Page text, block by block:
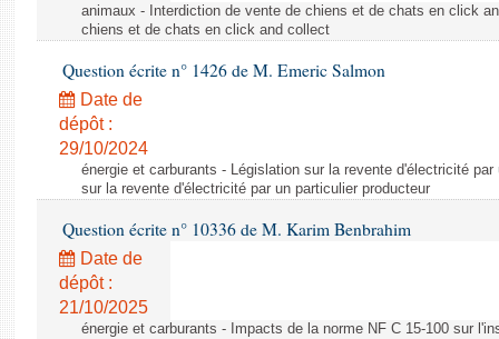
animaux - Interdiction de vente de chiens et de chats en click
chiens et de chats en click and collect
Question écrite n° 1426 de M. Emeric Salmon
Date de
dépôt :
29/10/2024
énergie et carburants - Législation sur la revente d'électricité
sur la revente d'électricité par un particulier producteur
Question écrite n° 10336 de M. Karim Benbrahim
Date de
dépôt :
21/10/2025
énergie et carburants - Impacts de la norme NF C 15-100 sur